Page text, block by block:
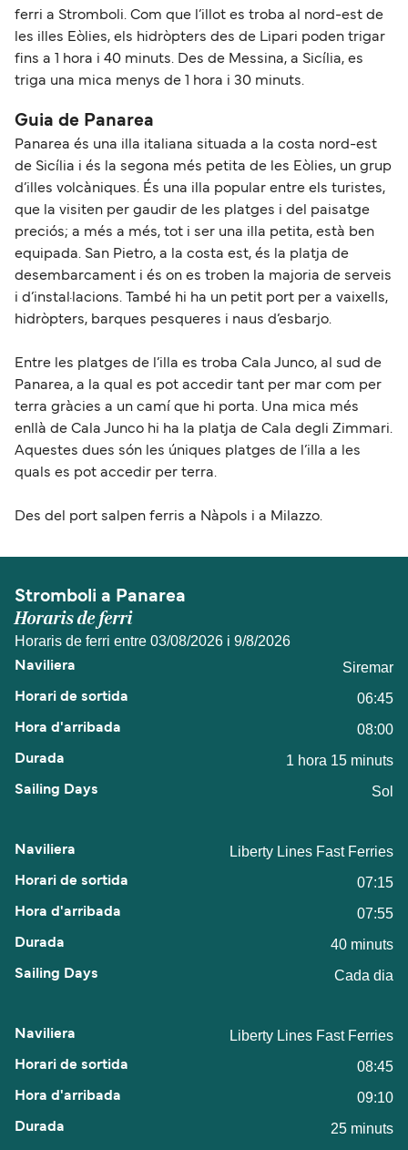
ferri a Stromboli. Com que l’illot es troba al nord-est de
les illes Eòlies, els hidròpters des de Lipari poden trigar
fins a 1 hora i 40 minuts. Des de Messina, a Sicília, es
triga una mica menys de 1 hora i 30 minuts.
Guia de Panarea
Panarea és una illa italiana situada a la costa nord-est
de Sicília i és la segona més petita de les Eòlies, un grup
d’illes volcàniques. És una illa popular entre els turistes,
que la visiten per gaudir de les platges i del paisatge
preciós; a més a més, tot i ser una illa petita, està ben
equipada. San Pietro, a la costa est, és la platja de
desembarcament i és on es troben la majoria de serveis
i d’instal·lacions. També hi ha un petit port per a vaixells,
hidròpters, barques pesqueres i naus d’esbarjo.
Entre les platges de l’illa es troba Cala Junco, al sud de
Panarea, a la qual es pot accedir tant per mar com per
terra gràcies a un camí que hi porta. Una mica més
enllà de Cala Junco hi ha la platja de Cala degli Zimmari.
Aquestes dues són les úniques platges de l’illa a les
quals es pot accedir per terra.
Des del port salpen ferris a Nàpols i a Milazzo.
Stromboli a Panarea
Horaris de ferri
Horaris de ferri entre 03/08/2026 i 9/8/2026
Siremar
06:45
08:00
1 hora 15 minuts
Sol
Liberty Lines Fast Ferries
07:15
07:55
40 minuts
Cada dia
Liberty Lines Fast Ferries
08:45
09:10
25 minuts